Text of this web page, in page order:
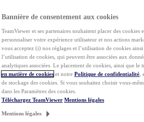
Bannière de consentement aux cookies
TeamViewer et ses partenaires souhaitent placer des
personnaliser votre expérience utilisateur et nos actions
vous acceptez (i) nos réglages et l’utilisation de cookies
l’utilisation de cookies, qui peuvent être associées aux
analytiques associées. Le placement de cookies, ainsi que le
en matière de cookies et notre Politique de confidentialité
de stockage des cookies. Si vous souhaitez choisir vous-
dans les Paramètres des cookies.
Téléchargez TeamViewer Mentions légales
Mentions légales